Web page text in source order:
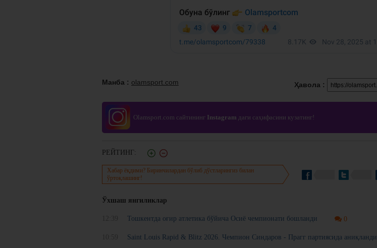
Ҳавола :
Манба : olamsport.com
Olamsport.com сайтининг Instagram даги саҳифасини кузатинг!
РЕЙТИНГ:
Хабар ёқдими? Биринчилардан бўлиб дўстларингиз билан
ўртоқлашинг!
Ўхшаш янгиликлар
Тошкентда оғир атлетика бўйича Осиё чемпионати бошланди 0
Saint Louis Rapid & Blitz 2026. Чемпион Синдаров - Прагг партиясида аниқланди